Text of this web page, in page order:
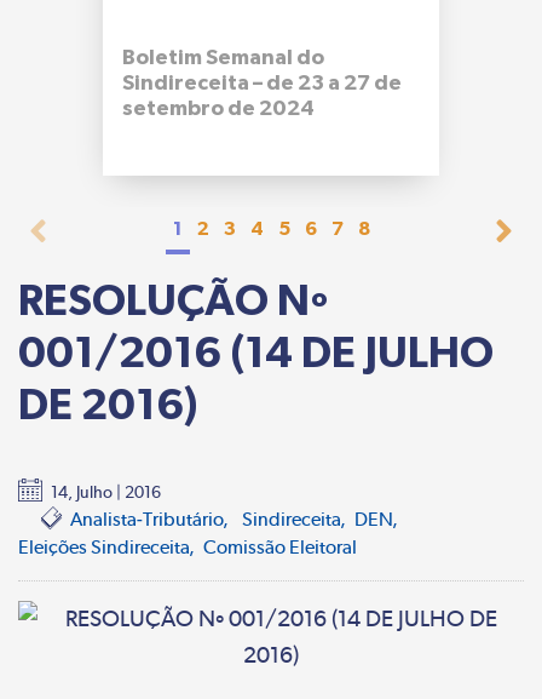
Boletim Semanal do
Sindireceita – de 23 a 27 de
setembro de 2024
1 2 3 4 5 6 7 8
RESOLUÇÃO Nº
001/2016 (14 DE JULHO
DE 2016)
14, Julho | 2016
Analista-Tributário Sindireceita DEN
Eleições Sindireceita Comissão Eleitoral